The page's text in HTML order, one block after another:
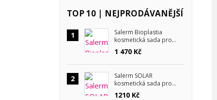
TOP 10 | NEJPRODÁVANĚJŠÍ
1
Salerm Bioplastia
kosmetická sada pro
krepaté vlasy
1 470 Kč
2
Salerm SOLAR
kosmetická sada pro
letní péči
1210 Kč